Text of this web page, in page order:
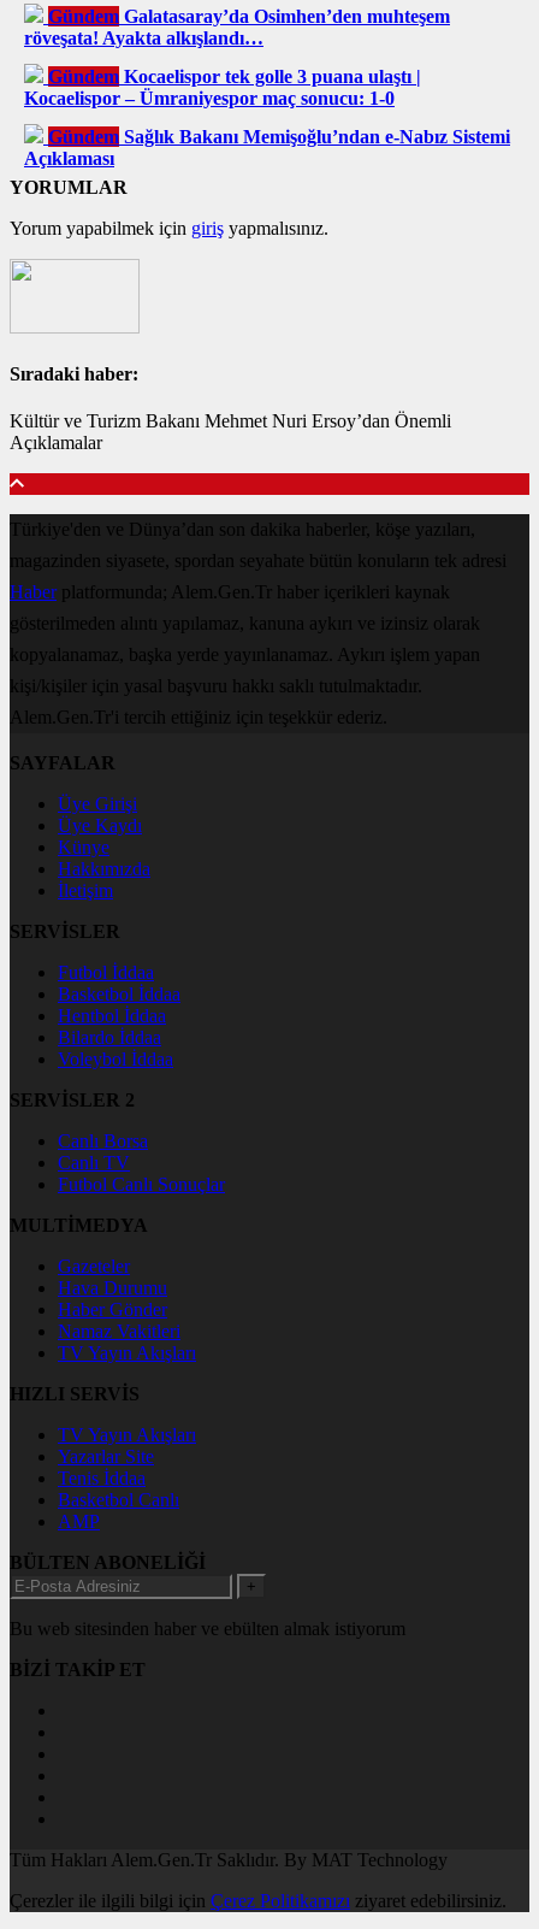
Gündem Galatasaray’da Osimhen’den muhteşem
röveşata! Ayakta alkışlandı…
Gündem Kocaelispor tek golle 3 puana ulaştı |
Kocaelispor – Ümraniyespor maç sonucu: 1-0
Gündem Sağlık Bakanı Memişoğlu’ndan e-Nabız Sistemi
Açıklaması
YORUMLAR
Yorum yapabilmek için giriş yapmalısınız.
Sıradaki haber:
Kültür ve Turizm Bakanı Mehmet Nuri Ersoy’dan Önemli
Açıklamalar
Türkiye'den ve Dünya’dan son dakika haberler, köşe yazıları,
magazinden siyasete, spordan seyahate bütün konuların tek adresi
Haberplatformunda; Alem.Gen.Tr haber içerikleri kaynak
gösterilmeden alıntı yapılamaz, kanuna aykırı ve izinsiz olarak
kopyalanamaz, başka yerde yayınlanamaz. Aykırı işlem yapan
kişi/kişiler için yasal başvuru hakkı saklı tutulmaktadır.
Alem.Gen.Tr'i tercih ettiğiniz için teşekkür ederiz.
SAYFALAR
Üye Girişi
Üye Kaydı
Künye
Hakkımızda
İletişim
SERVİSLER
Futbol İddaa
Basketbol İddaa
Hentbol İddaa
Bilardo İddaa
Voleybol İddaa
SERVİSLER 2
Canlı Borsa
Canlı TV
Futbol Canlı Sonuçlar
MULTİMEDYA
Gazeteler
Hava Durumu
Haber Gönder
Namaz Vakitleri
TV Yayın Akışları
HIZLI SERVİS
TV Yayın Akışları
Yazarlar Site
Tenis İddaa
Basketbol Canlı
AMP
BÜLTEN ABONELİĞİ
+
Bu web sitesinden haber ve ebülten almak istiyorum
BİZİ TAKİP ET
Tüm Hakları Alem.Gen.Tr Saklıdır. By MAT Technology
Çerezler ile ilgili bilgi için Çerez Politikamızı ziyaret edebilirsiniz.